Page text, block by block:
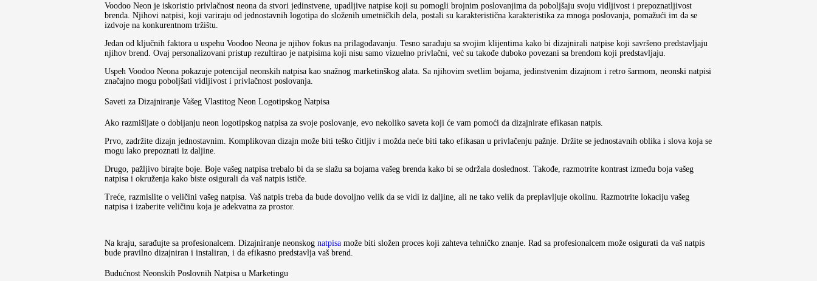
Voodoo Neon je iskoristio privlačnost neona da stvori jedinstvene, upadljive natpise koji su pomogli brojnim poslovanjima da poboljšaju svoju vidljivost i prepoznatljivost
brenda. Njihovi natpisi, koji variraju od jednostavnih logotipa do složenih umetničkih dela, postali su karakteristična karakteristika za mnoga poslovanja, pomažući im da se
izdvoje na konkurentnom tržištu.
Jedan od ključnih faktora u uspehu Voodoo Neona je njihov fokus na prilagođavanju. Tesno sarađuju sa svojim klijentima kako bi dizajnirali natpise koji savršeno predstavljaju
njihov brend. Ovaj personalizovani pristup rezultirao je natpisima koji nisu samo vizuelno privlačni, već su takođe duboko povezani sa brendom koji predstavljaju.
Uspeh Voodoo Neona pokazuje potencijal neonskih natpisa kao snažnog marketinškog alata. Sa njihovim svetlim bojama, jedinstvenim dizajnom i retro šarmom, neonski natpisi
značajno mogu poboljšati vidljivost i privlačnost poslovanja.
Saveti za Dizajniranje Vašeg Vlastitog Neon Logotipskog Natpisa
Ako razmišljate o dobijanju neon logotipskog natpisa za svoje poslovanje, evo nekoliko saveta koji će vam pomoći da dizajnirate efikasan natpis.
Prvo, zadržite dizajn jednostavnim. Komplikovan dizajn može biti teško čitljiv i možda neće biti tako efikasan u privlačenju pažnje. Držite se jednostavnih oblika i slova koja se
mogu lako prepoznati iz daljine.
Drugo, pažljivo birajte boje. Boje vašeg natpisa trebalo bi da se slažu sa bojama vašeg brenda kako bi se održala doslednost. Takođe, razmotrite kontrast između boja vašeg
natpisa i okruženja kako biste osigurali da vaš natpis ističe.
Treće, razmislite o veličini vašeg natpisa. Vaš natpis treba da bude dovoljno velik da se vidi iz daljine, ali ne tako velik da preplavljuje okolinu. Razmotrite lokaciju vašeg
natpisa i izaberite veličinu koja je adekvatna za prostor.
Na kraju, sarađujte sa profesionalcem. Dizajniranje neonskog natpisa može biti složen proces koji zahteva tehničko znanje. Rad sa profesionalcem može osigurati da vaš natpis
bude pravilno dizajniran i instaliran, i da efikasno predstavlja vaš brend.
Budućnost Neonskih Poslovnih Natpisa u Marketingu